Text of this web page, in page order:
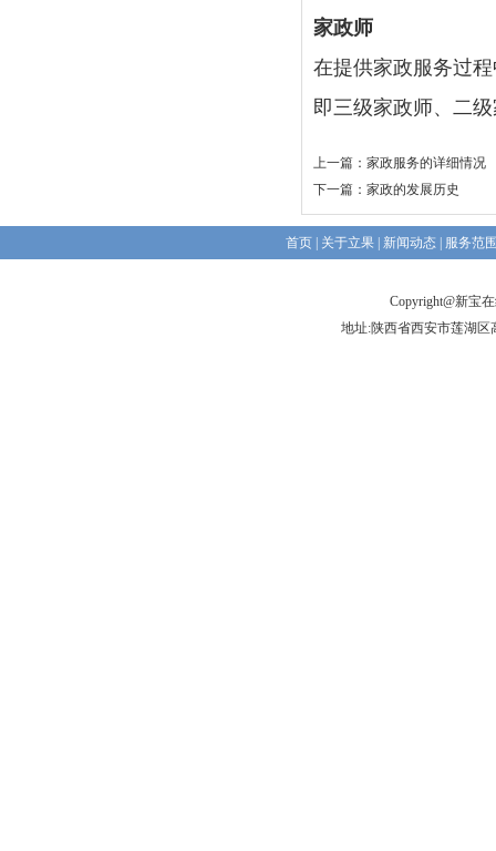
家政师
在提供家政服务过
即三级家政师、二
上一篇： 家政服务的详细情况
下一篇： 家政的发展历史
首页 关于立果 新闻动态 服务范
Copyright@新宝
地址:陕西省西安市莲湖区